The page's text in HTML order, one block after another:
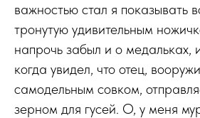
важностью стал я показывать
тронутую удивительным
напрочь забыл и о медальках,
когда увидел, что отец,
самодельным совком,
зерном для гусей. О, у меня